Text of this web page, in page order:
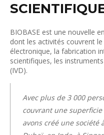
BIOBASE est une nouvelle
dont les activités couvrent
électronique, la fabrication
scientifiques, les
(IVD).
Avec plus de 3 000
couvrant une
avons créé une société